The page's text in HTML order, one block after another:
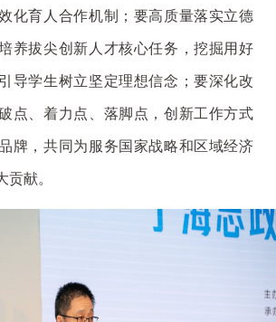
化育人合作机制；要高质量落实立德
养拔尖创新人才核心任务，挖掘用好
导学生树立坚定理想信念；要深化改
点、着力点、落脚点，创新工作方式
牌，共同为服务国家战略和区域经济
贡献。